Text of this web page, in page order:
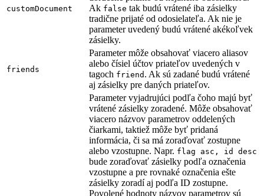
customDocument
Ak false tak budú vrátené iba zásielky
tradične prijaté od odosielateľa. Ak nie je
parameter uvedený budú vrátené akékoľvek
zásielky.
friends
Parameter môže obsahovať viacero aliasov
alebo čísiel účtov priateľov uvedených v
tagoch friend . Ak sú zadané budú vrátené
aj zásielky pre daných priateľov.
Parameter vyjadrujúci podľa čoho majú byť
vrátené zásielky zoradené. Môže obsahovať
viacero názvov parametrov oddelených
čiarkami, taktiež môže byť pridaná
informácia, či sa má zoraďovať zostupne
alebo vzostupne. Napr. flag asc, id desc
bude zoraďovať zásielky podľa označenia
vzostupne a pre rovnaké označenia ešte
zásielky zoradí aj podľa ID zostupne.
Povolené hodnoty názvov parametrov sú